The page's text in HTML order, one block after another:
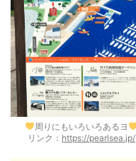
周りにもいろいろあるヨ
リンク： https://pearlsea.jp/